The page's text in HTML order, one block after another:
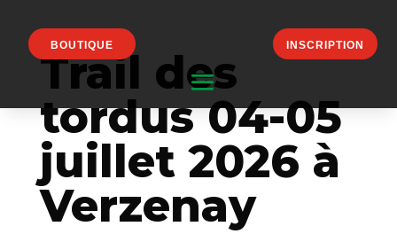
BOUTIQUE INSCRIPTION
Trail des
tordus 04-05
juillet 2026 à
Verzenay